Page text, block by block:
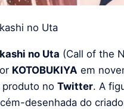
no Uta
no Uta (Call of the
KOTOBUKIYA em
no Twitter. A
desenhada do